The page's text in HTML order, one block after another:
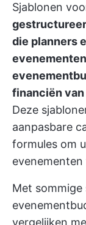
Sjablonen
die planners
financiën
Deze
aanpasbare
formules om
Met
vergelijken